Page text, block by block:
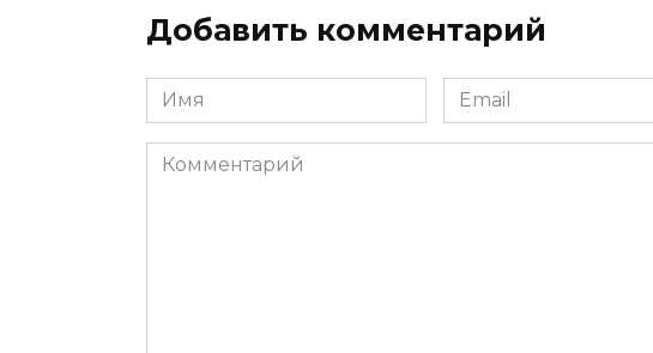
Добавить комментарий
Имя
*
Email
*
Комментарий